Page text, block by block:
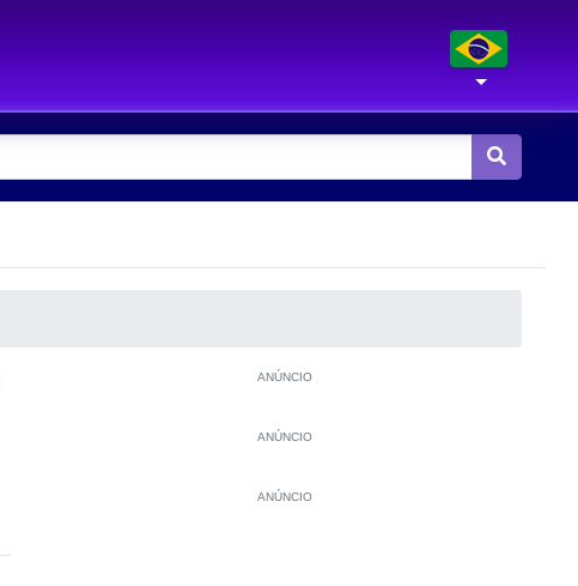
ANÚNCIO
ANÚNCIO
ANÚNCIO